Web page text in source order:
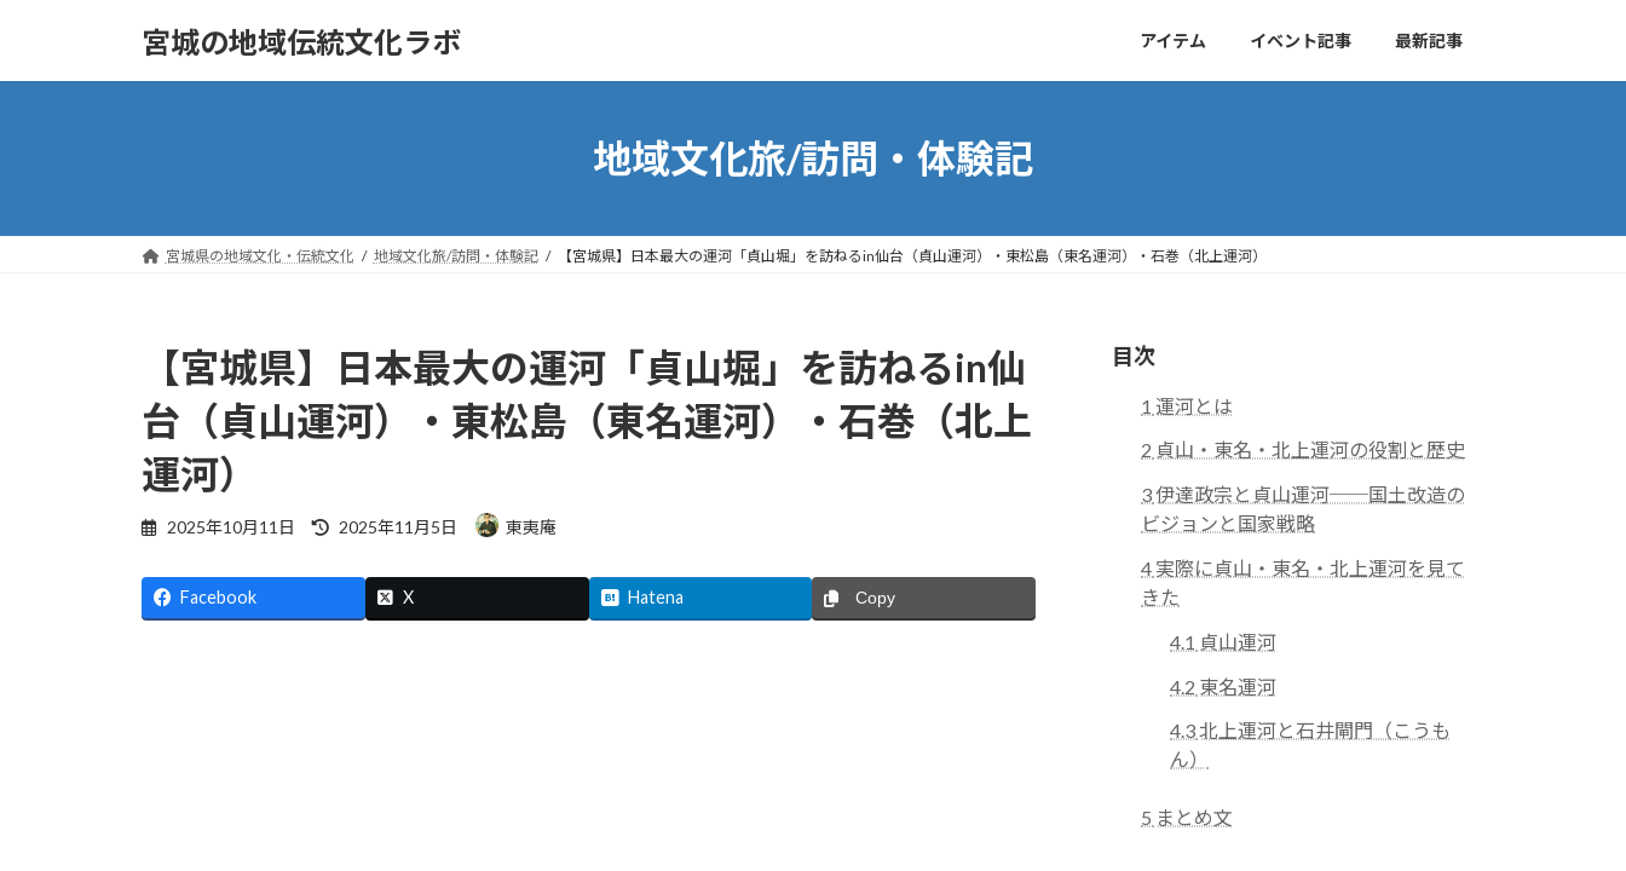
宮城の地域伝統文化ラボ アイテム イベント記事 最新記事
地域文化旅/訪問・体験記
宮城県の地域文化・伝統文化 地域文化旅/訪問・体験記 【宮城県】日本最大の運河「貞山堀」を訪ねるin仙台（貞山運河）・東松島（東名運河）・石巻（北上運河）
【宮城県】日本最大の運河「貞山堀」を訪ねるin仙
台（貞山運河）・東松島（東名運河）・石巻（北上
運河）
2025年10月11日
最
日
2025年11月5日 東夷庵
Facebook X Hatena Copy
目次
1 運河とは
2 貞山・東名・北上運河の役割と歴史
3伊達政宗と貞山運河──国土改造の
ビジョンと国家戦略
4 実際に貞山・東名・北上運河を見て
きた
4.1 貞山運河
4.2 東名運河
4.3北上運河と石井閘門（こうも
ん）
5 まとめ文